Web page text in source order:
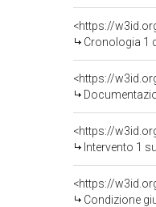
<https://
Cronologia 1
<https://
Intervento 1
Condizione